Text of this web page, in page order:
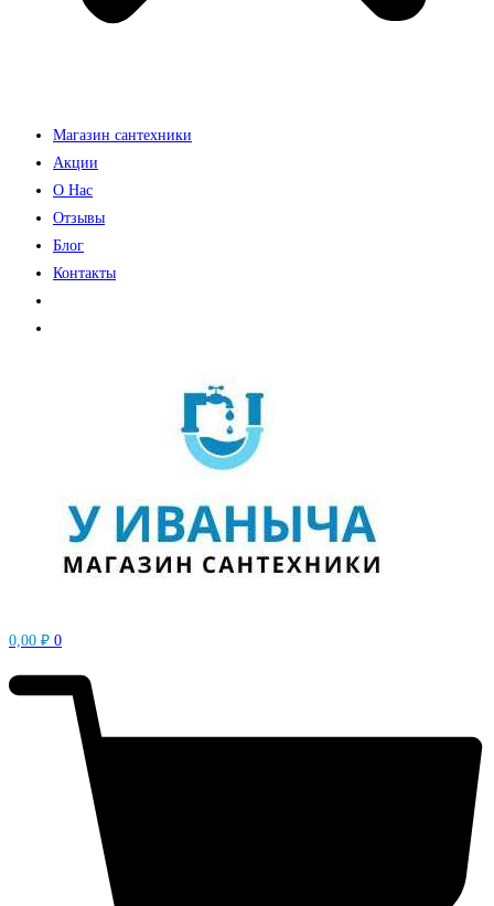
Магазин сантехники
Акции
О Нас
Отзывы
Блог
Контакты
0,00 ₽ 0